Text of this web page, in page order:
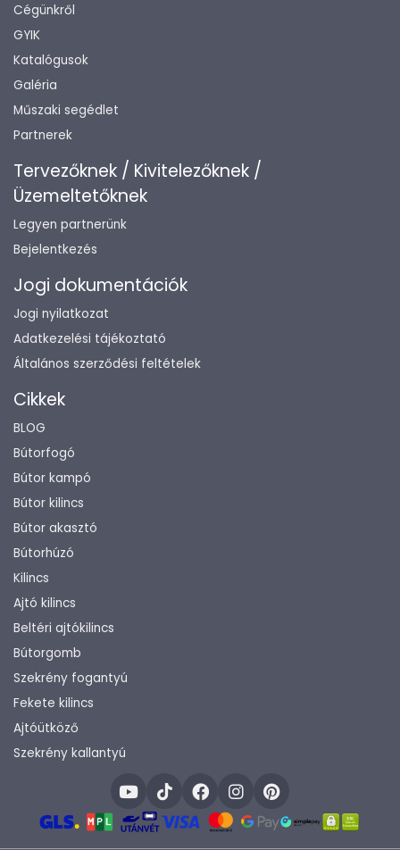
Cégünkről
GYIK
Katalógusok
Galéria
Műszaki segédlet
Partnerek
Tervezőknek / Kivitelezőknek /
Üzemeltetőknek
Legyen partnerünk
Bejelentkezés
Jogi dokumentációk
Jogi nyilatkozat
Adatkezelési tájékoztató
Általános szerződési feltételek
Cikkek
BLOG
Bútorfogó
Bútor kampó
Bútor kilincs
Bútor akasztó
Bútorhúzó
Kilincs
Ajtó kilincs
Beltéri ajtókilincs
Bútorgomb
Szekrény fogantyú
Fekete kilincs
Ajtóütköző
Szekrény kallantyú